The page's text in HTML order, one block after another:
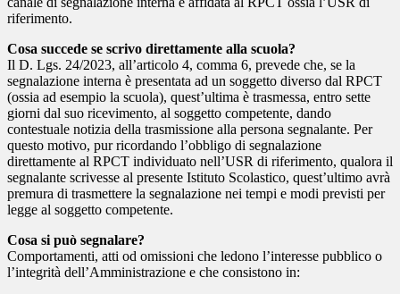
riferimento.
Cosa succede se scrivo direttamente alla scuola?
Il D. Lgs. 24/2023, all’articolo 4, comma 6, prevede che, se la
segnalazione interna è presentata ad un soggetto diverso dal RPCT
(ossia ad esempio la scuola), quest’ultima è trasmessa, entro sette
giorni dal suo ricevimento, al soggetto competente, dando
contestuale notizia della trasmissione alla persona segnalante. Per
questo motivo, pur ricordando l’obbligo di segnalazione
direttamente al RPCT individuato nell’USR di riferimento, qualora il
segnalante scrivesse al presente Istituto Scolastico, quest’ultimo avrà
premura di trasmettere la segnalazione nei tempi e modi previsti per
legge al soggetto competente.
Cosa si può segnalare?
Comportamenti, atti od omissioni che ledono l’interesse pubblico o
l’integrità dell’Amministrazione e che consistono in: